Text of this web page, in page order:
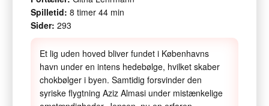
Spilletid: 8 timer 44 min
Sider: 293
Et lig uden hoved bliver fundet i Københavns
havn under en intens hedebølge, hvilket skaber
chokbølger i byen. Samtidig forsvinder den
syriske flygtning Aziz Almasi under mistænkelige